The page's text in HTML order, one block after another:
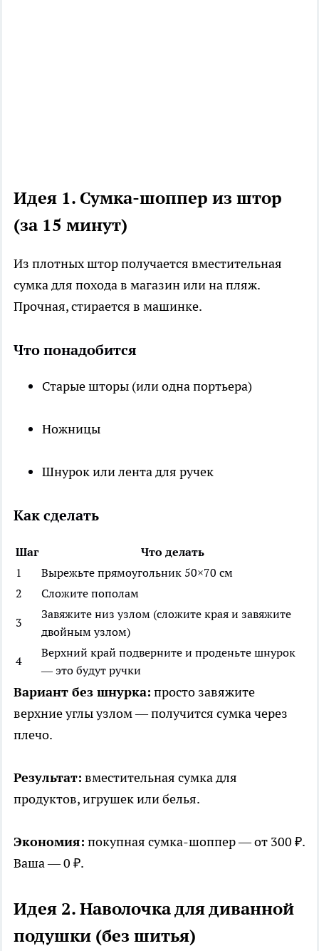
Идея 1. Сумка-шоппер из штор
(за 15 минут)
Из плотных штор получается вместительная
сумка для похода в магазин или на пляж.
Прочная, стирается в машинке.
Что понадобится
Старые шторы (или одна портьера)
Ножницы
Шнурок или лента для ручек
Как сделать
Шаг
Что делать
1
Вырежьте прямоугольник 50×70 см
2
Сложите пополам
3
Завяжите низ узлом (сложите края и завяжите
двойным узлом)
4
Верхний край подверните и проденьте шнурок
— это будут ручки
Вариант без шнурка: просто завяжите
верхние углы узлом — получится сумка через
плечо.
Результат: вместительная сумка для
продуктов, игрушек или белья.
Экономия: покупная сумка-шоппер — от 300 ₽.
Ваша — 0 ₽.
Идея 2. Наволочка для диванной
подушки (без шитья)